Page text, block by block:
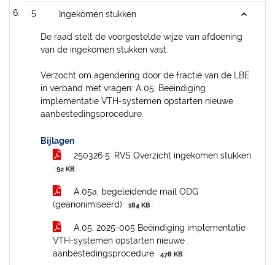
5 Ingekomen stukken
De raad stelt de voorgestelde wijze van afdoening
van de ingekomen stukken vast.
Verzocht om agendering door de fractie van de LBE
in verband met vragen: A.05. Beëindiging
implementatie VTH-systemen opstarten nieuwe
aanbestedingsprocedure.
Bijlagen
250326 5. RVS Overzicht ingekomen stukken
92 KB
A.05a. begeleidende mail ODG
(geanonimiseerd)
184 KB
A.05. 2025-005 Beëindiging implementatie
VTH-systemen opstarten nieuwe
aanbestedingsprocedure
478 KB